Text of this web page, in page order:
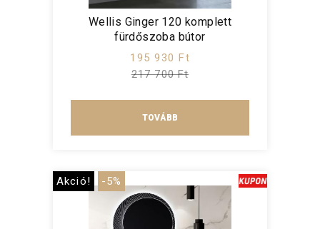
Wellis Ginger 120 komplett
fürdőszoba bútor
195 930 Ft
217 700 Ft
TOVÁBB
Akció! -5%